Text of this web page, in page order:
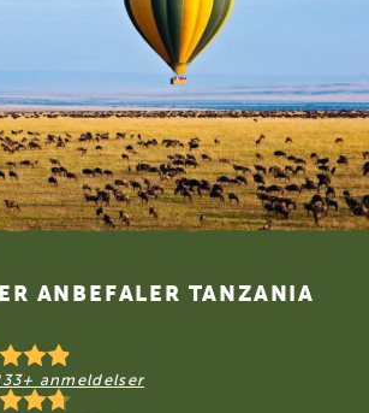
ANBEFALER TANZANIA
anmeldelser